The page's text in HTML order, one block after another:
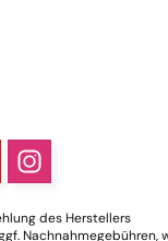
des Herstellers
Nachnahmegebühren,